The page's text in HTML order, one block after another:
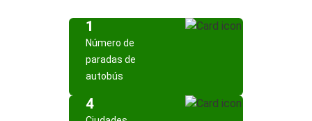
1
Número de
paradas de
autobús
4